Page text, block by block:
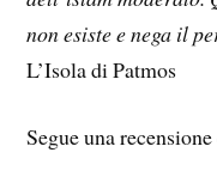
non esiste e nega il
L’Isola di Patmos
Segue una